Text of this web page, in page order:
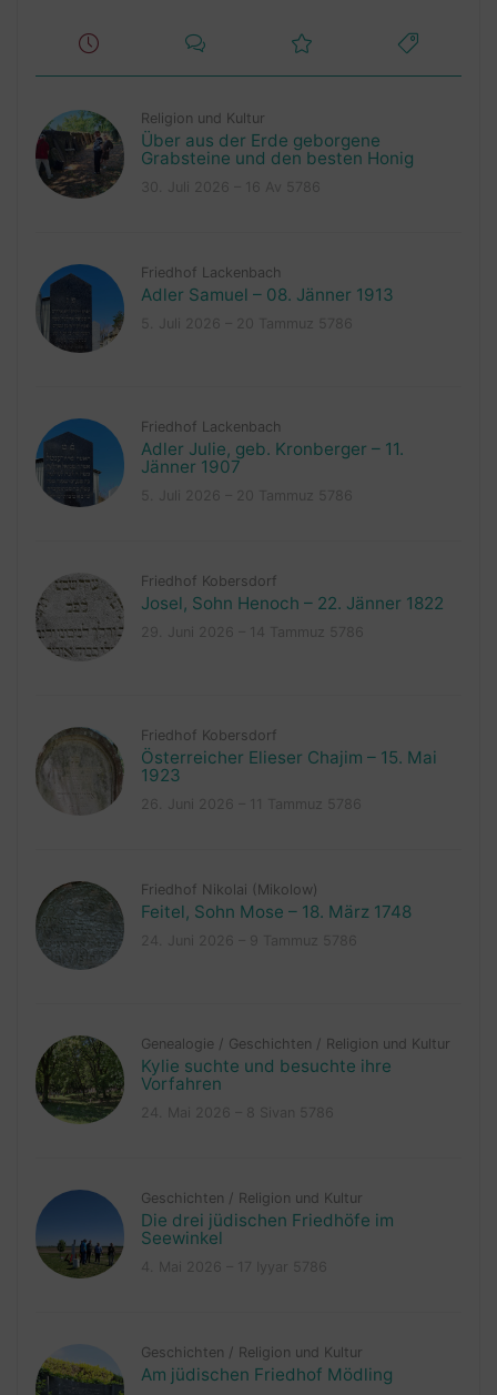
Religion und Kultur
Über aus der Erde geborgene
Grabsteine und den besten Honig
Friedhof Lackenbach
Adler Samuel – 08. Jänner 1913
Friedhof Lackenbach
Adler Julie, geb. Kronberger – 11.
Jänner 1907
Friedhof Kobersdorf
Josel, Sohn Henoch – 22. Jänner 1822
Friedhof Kobersdorf
Österreicher Elieser Chajim – 15. Mai
1923
Friedhof Nikolai (Mikolow)
Feitel, Sohn Mose – 18. März 1748
Genealogie / Geschichten / Religion und Kultur
Kylie suchte und besuchte ihre
Vorfahren
Geschichten / Religion und Kultur
Die drei jüdischen Friedhöfe im
Seewinkel
Geschichten / Religion und Kultur
Am jüdischen Friedhof Mödling